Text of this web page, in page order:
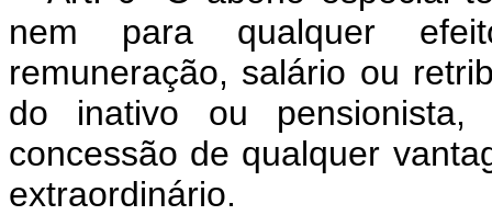
nem para qualquer
remuneração, salário ou
do inativo ou
concessão de qualquer
extraordinário.